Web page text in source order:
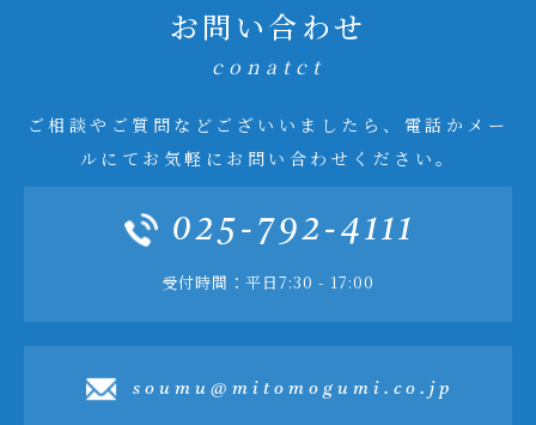
お問い合わせ
conatct
ご相談やご質問などございいましたら、電話かメー
ルにてお気軽にお問い合わせください。
025-792-4111
受付時間：平日7:30 - 17:00
soumu@mitomogumi.co.jp